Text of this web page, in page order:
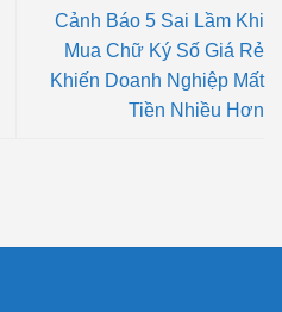
Cảnh Báo 5 Sai Lầm Khi
Mua Chữ Ký Số Giá Rẻ
Khiến Doanh Nghiệp Mất
Tiền Nhiều Hơn